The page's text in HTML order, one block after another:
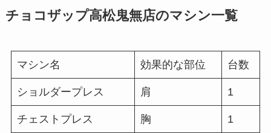
チョコザップ高松鬼無店のマシン一覧
マシン名 効果的な部位 台数
ショルダープレス 肩 1
チェストプレス 胸 1